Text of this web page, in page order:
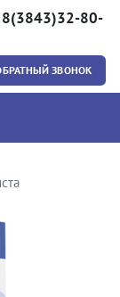
8(3843)32-80-
ЗВОНОК